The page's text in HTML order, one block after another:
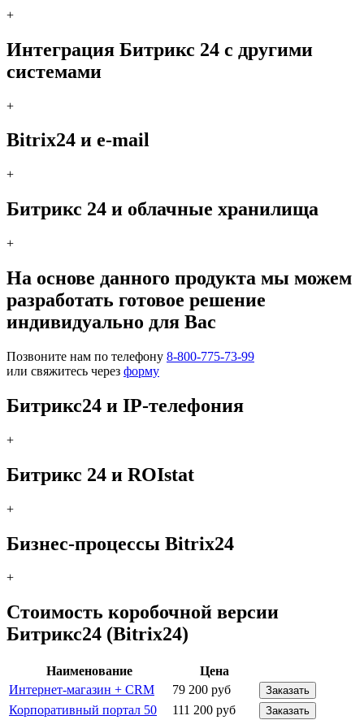
+
Интеграция Битрикс 24 с другими
системами
+
Bitrix24 и e-mail
+
Битрикс 24 и облачные хранилища
+
На основе данного продукта мы можем
разработать готовое решение
индивидуально для Вас
Позвоните нам по телефону 8-800-775-73-99
или свяжитесь через форму
Битрикс24 и IP-телефония
+
Битрикс 24 и ROIstat
+
Бизнес-процессы Bitrix24
+
Стоимость коробочной версии
Битрикс24 (Bitrix24)
Наименование
Цена
Интернет-магазин + CRM
79 200 руб Заказать
Корпоративный портал 50 111 200 руб Заказать